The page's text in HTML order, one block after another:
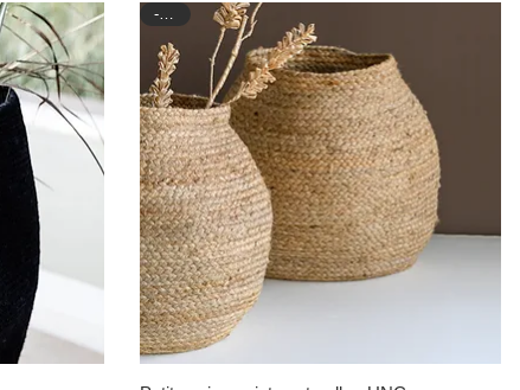
-50%